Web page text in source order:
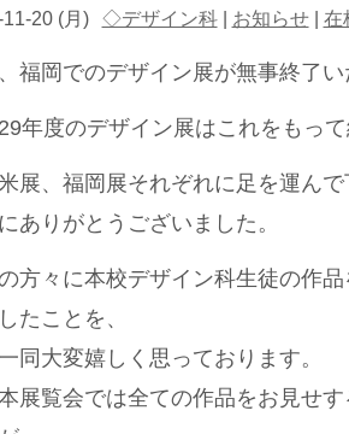
20 (月) ◇デザイン科| お知らせ| 在
福岡でのデザイン展が無事終了
年度のデザイン展はこれをもっ
展、福岡展それぞれに足を運ん
ありがとうございました。
方々に本校デザイン科生徒の作
たことを、
同大変嬉しく思っております。
展覧会では全ての作品をお見せ